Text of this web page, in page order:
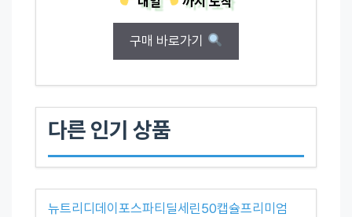
구매 바로가기
다른 인기 상품
뉴트리디데이포스파티딜세린50캡슐프리미엄